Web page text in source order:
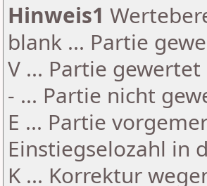
Hinweis1
blank ... Partie
V ... Partie
- ... Partie nicht
E ... Partie
Einstiegselozahl in
K ... Korrektur